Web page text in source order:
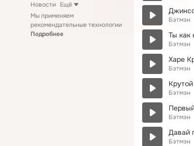
Новости Ещё
Мы применяем
рекомендательные технологии
Подробнее
Бэтмэн
Ты как
Бэтмэн
Харе
Бэтмэн
Крутой
Бэтмэн
Бэтмэн
Давай
Бэтмэн